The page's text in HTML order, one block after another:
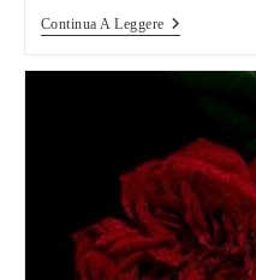
Continua A LeggereFotografia